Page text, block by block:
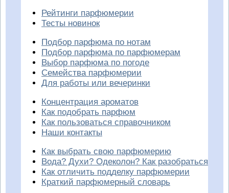
Рейтинги парфюмерии
Тесты новинок
Подбор парфюма по нотам
Подбор парфюма по парфюмерам
Выбор парфюма по погоде
Семейства парфюмерии
Для работы или вечеринки
Концентрация ароматов
Как подобрать парфюм
Как пользоваться справочником
Наши контакты
Как выбрать свою парфюмерию
Вода? Духи? Одеколон? Как разобраться
Как отличить подделку парфюмерии
Краткий парфюмерный словарь